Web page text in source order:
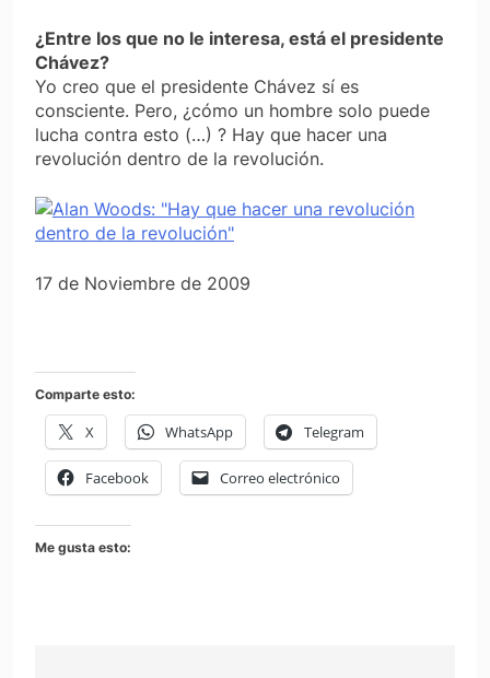
¿Entre los que no le interesa, está el presidente
Chávez?
Yo creo que el presidente Chávez sí es
consciente. Pero, ¿cómo un hombre solo puede
lucha contra esto (…) ? Hay que hacer una
revolución dentro de la revolución.
17 de Noviembre de 2009
Comparte esto:
X WhatsApp Telegram
Facebook Correo electrónico
Me gusta esto: